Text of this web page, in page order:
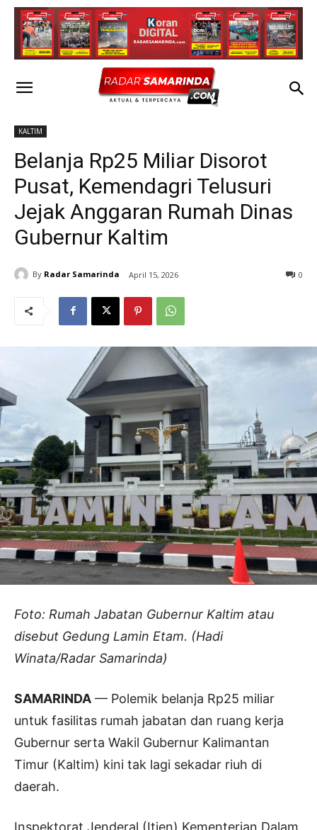
KALTIM
Belanja Rp25 Miliar Disorot
Pusat, Kemendagri Telusuri
Jejak Anggaran Rumah Dinas
Gubernur Kaltim
By Radar Samarinda April 15, 2026 0
Foto: Rumah Jabatan Gubernur Kaltim atau
disebut Gedung Lamin Etam. (Hadi
Winata/Radar Samarinda)
SAMARINDA — Polemik belanja Rp25 miliar
untuk fasilitas rumah jabatan dan ruang kerja
Gubernur serta Wakil Gubernur Kalimantan
Timur (Kaltim) kini tak lagi sekadar riuh di
daerah.
Inspektorat Jenderal (Itjen) Kementerian Dalam